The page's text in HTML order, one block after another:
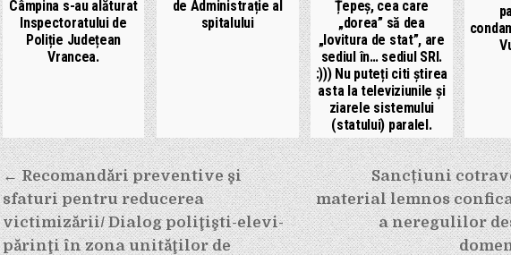
Câmpina s-au alăturat
Inspectoratului de
Poliție Județean
Vrancea.
de Administrație al
spitalului
Țepeș, cea care
„dorea” să dea
„lovitura de stat”, are
sediul în… sediul SRI.
:))) Nu puteți citi știrea
asta la televiziunile și
ziarele sistemului
(statului) paralel.
Navigare
în
articole
Sancțiuni
material lemnos
a neregulilor
← Recomandări preventive şi
sfaturi pentru reducerea
victimizării/ Dialog poliţişti-elevi-
părinţi în zona unităţilor de